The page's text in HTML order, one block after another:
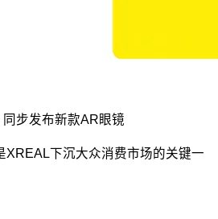
步发布新款AR眼镜
XREAL下沉大众消费市场的关键一